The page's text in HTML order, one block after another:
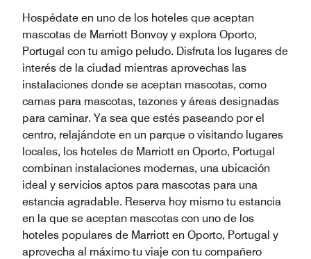
Hospédate en uno de los hoteles que aceptan
mascotas de Marriott Bonvoy y explora Oporto,
Portugal con tu amigo peludo. Disfruta los lugares de
interés de la ciudad mientras aprovechas las
instalaciones donde se aceptan mascotas, como
camas para mascotas, tazones y áreas designadas
para caminar. Ya sea que estés paseando por el
centro, relajándote en un parque o visitando lugares
locales, los hoteles de Marriott en Oporto, Portugal
combinan instalaciones modernas, una ubicación
ideal y servicios aptos para mascotas para una
estancia agradable. Reserva hoy mismo tu estancia
en la que se aceptan mascotas con uno de los
hoteles populares de Marriott en Oporto, Portugal y
aprovecha al máximo tu viaje con tu compañero